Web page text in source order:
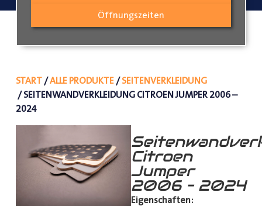
Öffnungszeiten
START/ALLE PRODUKTE/SEITENVERKLEIDUNG
/ SEITENWANDVERKLEIDUNG CITROEN JUMPER 2006 –
2024
Citroen
Jumper
2006 – 2024
Eigenschaften: